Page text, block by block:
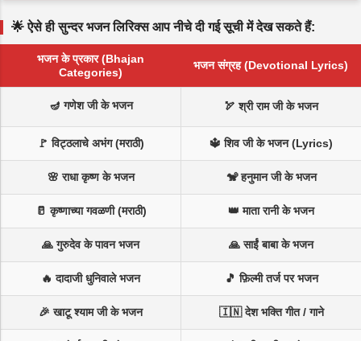
🌟 ऐसे ही सुन्दर भजन लिरिक्स आप नीचे दी गई सूची में देख सकते हैं:
भजन के प्रकार (Bhajan
Categories)
भजन संग्रह (Devotional Lyrics)
🪔 गणेश जी के भजन 🏹 श्री राम जी के भजन
🚩 विट्ठलाचे अभंग (मराठी) 🔱 शिव जी के भजन (Lyrics)
🌸 राधा कृष्ण के भजन 🐒 हनुमान जी के भजन
🥛 कृष्णाच्या गवळणी (मराठी) 👑 माता रानी के भजन
🙏 गुरुदेव के पावन भजन 🙏 साईं बाबा के भजन
🔥 दादाजी धुनिवाले भजन 🎵 फ़िल्मी तर्ज पर भजन
🎉 खाटू श्याम जी के भजन 🇮🇳 देश भक्ति गीत / गाने